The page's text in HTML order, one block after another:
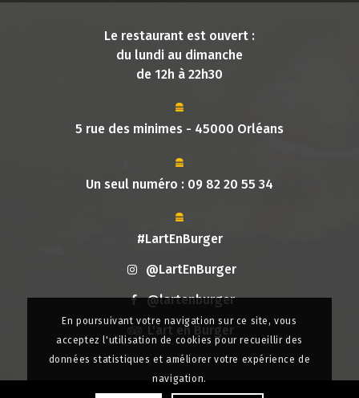
Le restaurant est ouvert :
du lundi au dimanche
de 12h à 22h30
5 rue des minimes - 45000 Orléans
Un seul numéro : 09 82 20 55 34
#LartEnBurger
@LartEnBurger
@lartenburger
L'art en Burger
En poursuivant votre navigation sur ce site, vous
acceptez l'utilisation de cookies pour recueillir des
données statistiques et améliorer votre expérience de
navigation.